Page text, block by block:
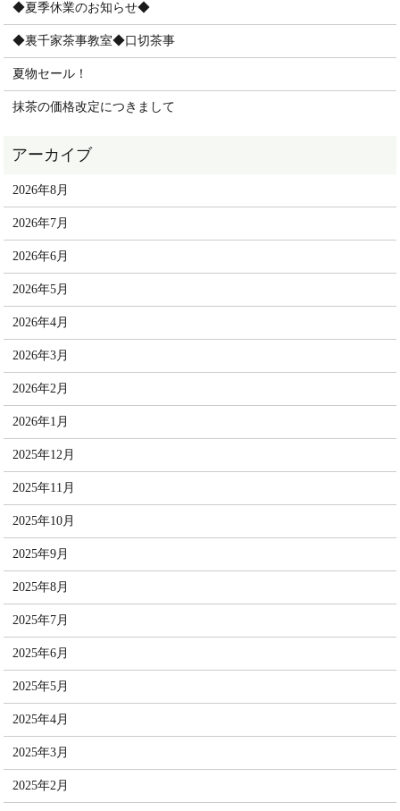
◆夏季休業のお知らせ◆
◆裏千家茶事教室◆口切茶事
夏物セール！
抹茶の価格改定につきまして
2026年8月
2026年7月
2026年6月
2026年5月
2026年4月
2026年3月
2026年2月
2026年1月
2025年12月
2025年11月
2025年10月
2025年9月
2025年8月
2025年7月
2025年6月
2025年5月
2025年4月
2025年3月
2025年2月